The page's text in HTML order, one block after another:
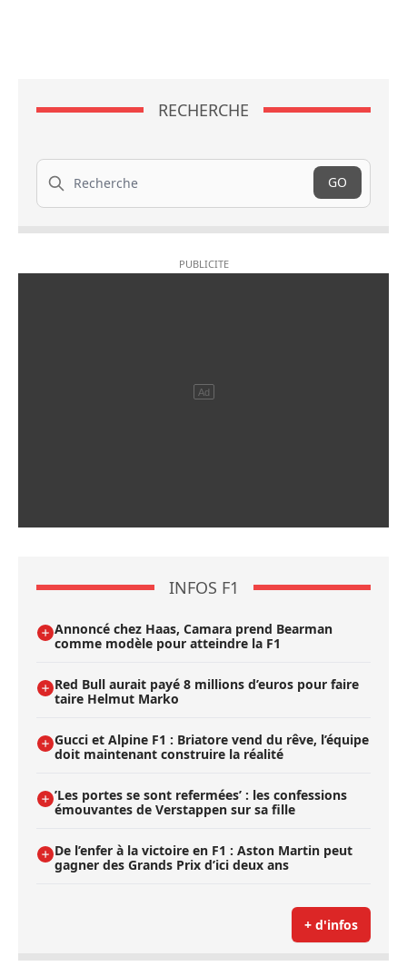
RECHERCHE
Recherche
GO
INFOS F1
Annoncé chez Haas, Camara prend Bearman
comme modèle pour atteindre la F1
Red Bull aurait payé 8 millions d’euros pour faire
taire Helmut Marko
Gucci et Alpine F1 : Briatore vend du rêve, l’équipe
doit maintenant construire la réalité
’Les portes se sont refermées’ : les confessions
émouvantes de Verstappen sur sa fille
De l’enfer à la victoire en F1 : Aston Martin peut
gagner des Grands Prix d’ici deux ans
+ d'infos